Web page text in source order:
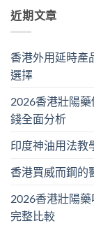
近期文章
香港外用延時產
選擇
2026香港壯陽
錢全面分析
印度神油用法教
香港買威而鋼的
2026香港壯陽
完整比較